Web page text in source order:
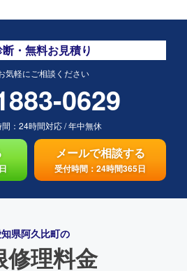
・無料お見積り
気軽にご相談ください
0629
： 24時間対応/年中無休
メールで相談する
受付時間：24時間365日
県阿久比町の
修理料金